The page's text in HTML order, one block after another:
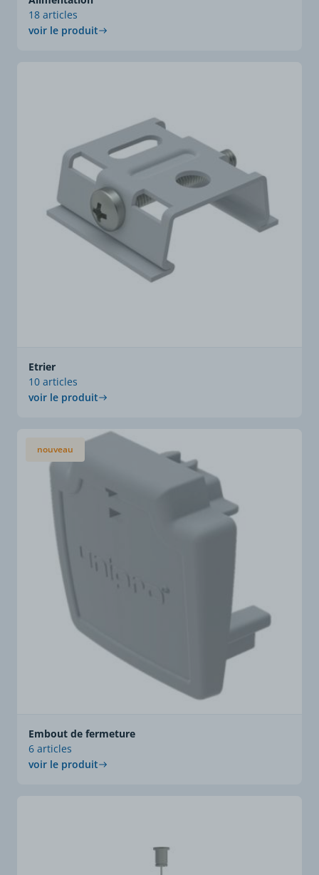
18 articles
voir le produit
Etrier
10 articles
voir le produit
nouveau
Embout de fermeture
6 articles
voir le produit